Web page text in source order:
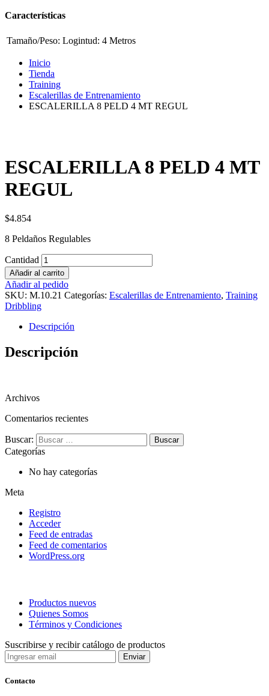
Características
Tamaño/Peso: Logintud: 4 Metros
Inicio
Tienda
Training
Escalerillas de Entrenamiento
ESCALERILLA 8 PELD 4 MT REGUL
ESCALERILLA 8 PELD 4 MT
REGUL
$4.854
8 Peldaños Regulables
Cantidad
Añadir al carrito
Añadir al pedido
SKU: M.10.21 Categorías: Escalerillas de Entrenamiento, Training
Dribbling
Descripción
Descripción
Archivos
Comentarios recientes
Buscar:
Categorías
No hay categorías
Meta
Registro
Acceder
Feed de entradas
Feed de comentarios
WordPress.org
Productos nuevos
Quienes Somos
Términos y Condiciones
Suscribirse y recibir catálogo de productos
Contacto